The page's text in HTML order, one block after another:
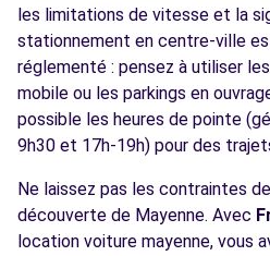
les limitations de vitesse et la
stationnement en centre-ville
réglementé : pensez à utiliser
mobile ou les parkings en
possible les heures de pointe
9h30 et 17h-19h) pour des
Ne laissez pas les contraintes
découverte de Mayenne. Avec
location voiture mayenne, vous